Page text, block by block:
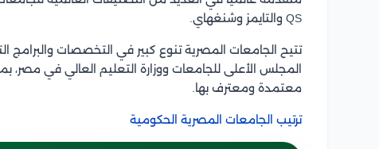
QS والتايمز وشنغهاي.
تتيح الجامعات المصرية تنوع كبير في التخصصات
المجلس الأعلى للجامعات ووزارة التعليم العالي في مصر،
معتمدة ومعترف بها.
ترتيب الجامعات المصرية الحكومية